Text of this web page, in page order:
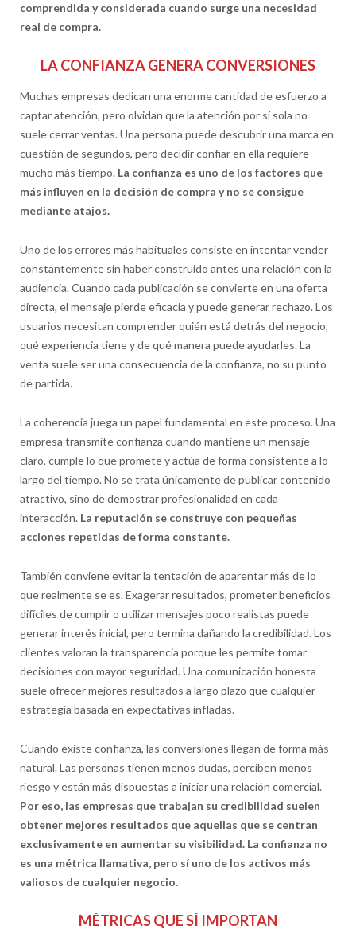
comprendida y considerada cuando surge una necesidad
real de compra.
LA CONFIANZA GENERA CONVERSIONES
Muchas empresas dedican una enorme cantidad de esfuerzo a
captar atención, pero olvidan que la atención por sí sola no
suele cerrar ventas. Una persona puede descubrir una marca en
cuestión de segundos, pero decidir confiar en ella requiere
mucho más tiempo. La confianza es uno de los factores que
más influyen en la decisión de compra y no se consigue
mediante atajos.
Uno de los errores más habituales consiste en intentar vender
constantemente sin haber construido antes una relación con la
audiencia. Cuando cada publicación se convierte en una oferta
directa, el mensaje pierde eficacia y puede generar rechazo. Los
usuarios necesitan comprender quién está detrás del negocio,
qué experiencia tiene y de qué manera puede ayudarles. La
venta suele ser una consecuencia de la confianza, no su punto
de partida.
La coherencia juega un papel fundamental en este proceso. Una
empresa transmite confianza cuando mantiene un mensaje
claro, cumple lo que promete y actúa de forma consistente a lo
largo del tiempo. No se trata únicamente de publicar contenido
atractivo, sino de demostrar profesionalidad en cada
interacción. La reputación se construye con pequeñas
acciones repetidas de forma constante.
También conviene evitar la tentación de aparentar más de lo
que realmente se es. Exagerar resultados, prometer beneficios
difíciles de cumplir o utilizar mensajes poco realistas puede
generar interés inicial, pero termina dañando la credibilidad. Los
clientes valoran la transparencia porque les permite tomar
decisiones con mayor seguridad. Una comunicación honesta
suele ofrecer mejores resultados a largo plazo que cualquier
estrategia basada en expectativas infladas.
Cuando existe confianza, las conversiones llegan de forma más
natural. Las personas tienen menos dudas, perciben menos
riesgo y están más dispuestas a iniciar una relación comercial.
Por eso, las empresas que trabajan su credibilidad suelen
obtener mejores resultados que aquellas que se centran
exclusivamente en aumentar su visibilidad. La confianza no
es una métrica llamativa, pero sí uno de los activos más
valiosos de cualquier negocio.
MÉTRICAS QUE SÍ IMPORTAN